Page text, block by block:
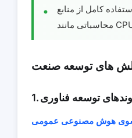
کامل از منابع
های توسعه صنعت
روندهای توسعه فناوری